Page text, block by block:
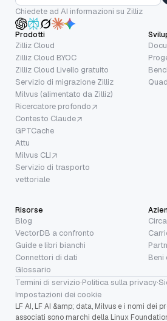
Chiedete ad AI informazioni su Zilliz
Prodotti
Zilliz Cloud
Zilliz Cloud BYOC
Zilliz Cloud Livello gratuito
Servizio di migrazione Zilliz
Milvus (alimentato da Zilliz)
Ricercatore profondo
Contesto Claude
GPTCache
Attu
Milvus CLI
Servizio di trasporto
vettoriale
Risorse
Blog
VectorDB a confronto
Guide e libri bianchi
Connettori di dati
Glossario
Circa
Beni
Termini di servizio·Politica sulla privacy·
Impostazioni dei cookie
LF AI, LF AI &amp; data, Milvus e i nomi dei
associati sono marchi della Linux